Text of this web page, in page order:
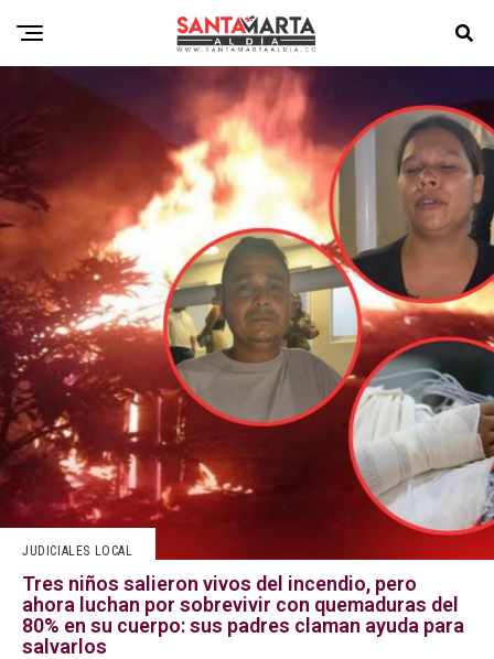
JUDICIALES LOCAL
Tres niños salieron vivos del incendio, pero
ahora luchan por sobrevivir con quemaduras del
80% en su cuerpo: sus padres claman ayuda para
salvarlos